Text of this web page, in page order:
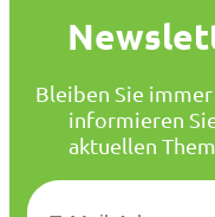
Bleiben Sie
informieren
aktuellen
E